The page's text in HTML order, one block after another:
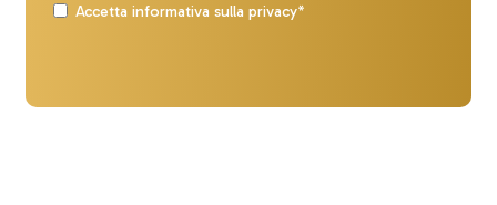
Accetta informativa sulla privacy*